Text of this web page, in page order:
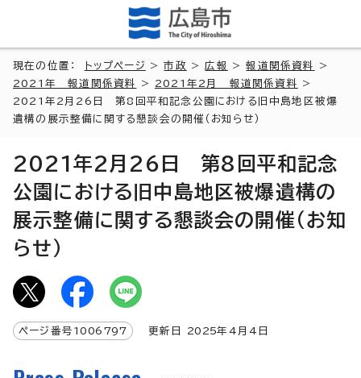
現在の位置： トップページ >市政 >広報 >報道関係資料
>
2021年 報道関係資料
> 2021年2月 報道関係資料
>
2021年2月26日 第8回平和記念公園における旧中島地区被爆
遺構の展示整備に関する懇談会の開催（お知らせ）
2021年2月26日 第8回平和記念
公園における旧中島地区被爆遺構の
展示整備に関する懇談会の開催（お知
らせ）
ページ番号 1006797 更新日 2025年4月4日